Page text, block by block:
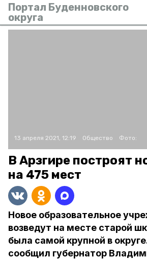
Портал Буденновского
округа
13 апреля 2021, 12:19 Общество Фото:
В Арзгире построят
на 475 мест
Новое образовательное
возведут на месте старой
была самой крупной в
сообщил губернатор